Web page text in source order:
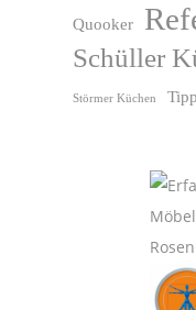
Quooker
Schüller
Störmer Küchen